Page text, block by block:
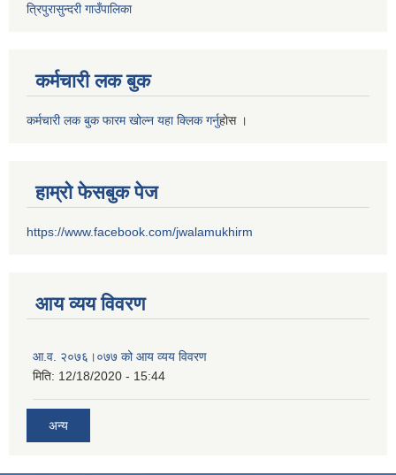
त्रिपुरासुन्दरी गाउँपालिका
कर्मचारी लक बुक
कर्मचारी लक बुक फारम खोल्न यहा क्लिक गर्नुहाेस ।
हाम्रो फेसबुक पेज
https://www.facebook.com/jwalamukhirm
आय व्यय विवरण
आ.व. २०७६।०७७ को आय व्यय विवरण
मिति: 12/18/2020 - 15:44
अन्य